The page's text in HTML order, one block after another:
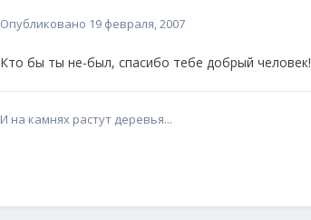
Опубликовано 19 февраля, 2007
Кто бы ты не-был, спасибо тебе добрый человек!
И на камнях растут деревья...